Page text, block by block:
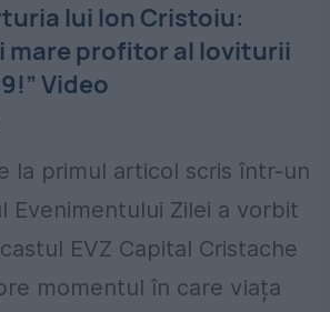
lui Ion Cristoiu:
mare profitor al loviturii
Video
la primul articol scris într-un
Evenimentului Zilei a vorbit
EVZ Capital Cristache
momentul în care viața